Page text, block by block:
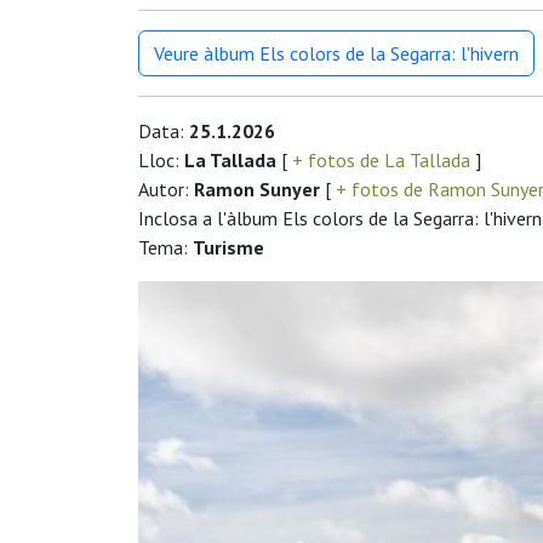
Veure àlbum Els colors de la Segarra: l'hivern
Data: 25.1.2026
Lloc: La Tallada [ + fotos de La Tallada ]
Autor: Ramon Sunyer [ + fotos de Ramon
Inclosa a l'àlbum Els colors de la Segarra: l'hivern
Tema: Turisme